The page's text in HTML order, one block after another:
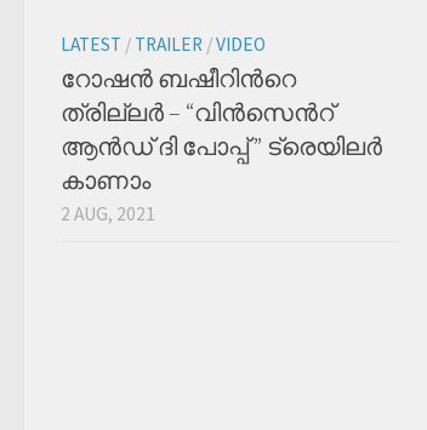
LATEST / TRAILER /VIDEO
റോഷൻ ബഷീറിന്‍റെ
ത്രില്ലർ – “വിൻസെന്‍റ്
ആൻഡ് ദി പോപ്പ് ” ട്രെയിലര്‍
കാണാം
2 AUG, 2021